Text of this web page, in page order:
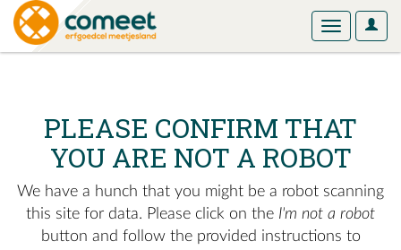
User
Toggle
PLEASE CONFIRM THAT
YOU ARE NOT A ROBOT
We have a hunch that you might be a robot scanning
this site for data. Please click on the I'm not a robot
button and follow the provided instructions to